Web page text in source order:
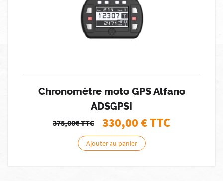
Chronomètre moto GPS Alfano
ADSGPSI
375,00€TTC 330,00€ TTC
Ajouter au panier